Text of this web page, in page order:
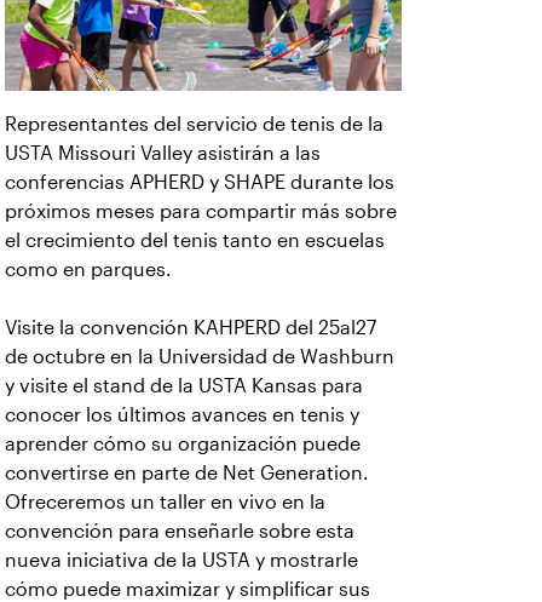
Representantes del servicio de tenis de la
USTA Missouri Valley asistirán a las
conferencias APHERD y SHAPE durante los
próximos meses para compartir más sobre
el crecimiento del tenis tanto en escuelas
como en parques.
Visite la convención KAHPERD del 25al27
de octubre en la Universidad de Washburn
y visite el stand de la USTA Kansas para
conocer los últimos avances en tenis y
aprender cómo su organización puede
convertirse en parte de Net Generation.
Ofreceremos un taller en vivo en la
convención para enseñarle sobre esta
nueva iniciativa de la USTA y mostrarle
cómo puede maximizar y simplificar sus